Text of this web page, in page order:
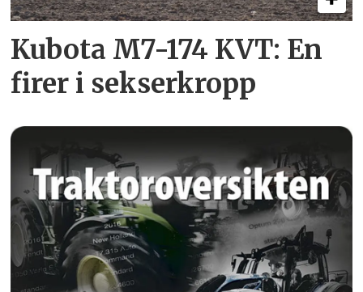
Kubota M7-174 KVT: En
firer i sekserkropp